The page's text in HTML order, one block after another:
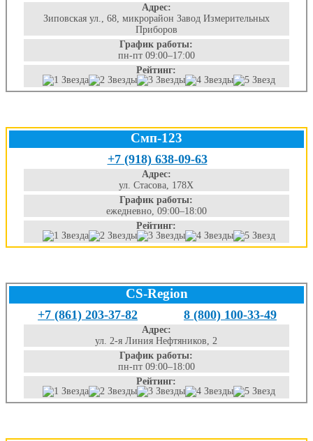
Адрес:
Зиповская ул., 68, микрорайон Завод Измерительных
Приборов
График работы:
пн-пт 09:00–17:00
Рейтинг:
Смп-123
+7 (918) 638-09-63
Адрес:
ул. Стасова, 178Х
График работы:
ежедневно, 09:00–18:00
Рейтинг:
CS-Region
+7 (861) 203-37-82 8 (800) 100-33-49
Адрес:
ул. 2-я Линия Нефтяников, 2
График работы:
пн-пт 09:00–18:00
Рейтинг: